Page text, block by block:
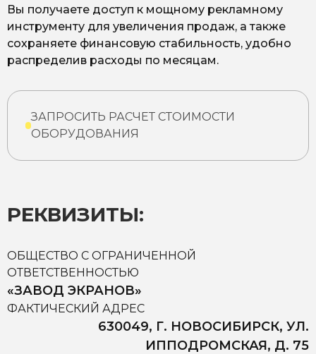
Вы получаете доступ к мощному рекламному
инструменту для увеличения продаж, а также
сохраняете финансовую стабильность, удобно
распределив расходы по месяцам.
ЗАПРОСИТЬ РАСЧЕТ СТОИМОСТИ
ОБОРУДОВАНИЯ
РЕКВИЗИТЫ:
ОБЩЕСТВО С ОГРАНИЧЕННОЙ
ОТВЕТСТВЕННОСТЬЮ
«ЗАВОД ЭКРАНОВ»
ФАКТИЧЕСКИЙ АДРЕС
630049, Г. НОВОСИБИРСК, УЛ.
ИППОДРОМСКАЯ, Д. 75